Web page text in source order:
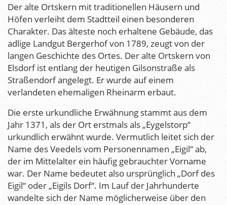
Der alte Ortskern mit traditionellen Häusern und
Höfen verleiht dem Stadtteil einen besonderen
Charakter. Das älteste noch erhaltene Gebäude, das
adlige Landgut Bergerhof von 1789, zeugt von der
langen Geschichte des Ortes. Der alte Ortskern von
Elsdorf ist entlang der heutigen Gilsonstraße als
Straßendorf angelegt. Er wurde auf einem
verlandeten ehemaligen Rheinarm erbaut.
Die erste urkundliche Erwähnung stammt aus dem
Jahr 1371, als der Ort erstmals als „Eygelstorp“
urkundlich erwähnt wurde. Vermutlich leitet sich der
Name des Veedels vom Personennamen „Eigil“ ab,
der im Mittelalter ein häufig gebrauchter Vorname
war. Der Name bedeutet also ursprünglich „Dorf des
Eigil“ oder „Eigils Dorf“. Im Lauf der Jahrhunderte
wandelte sich der Name möglicherweise über den